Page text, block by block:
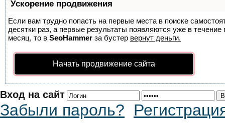
Ускорение продвижения
Если вам трудно попасть на первые места в поиске
десятки раз, а первые результаты появляются уже в
месяц, то в SeoHammer за бустер вернут деньги.
Начать продвижение сайта
Вход на сайт
Забыли пароль?